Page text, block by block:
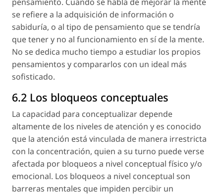
se refiere a la adquisición de información o
sabiduría, o al tipo de pensamiento que se tendría
que tener y no al funcionamiento en sí de la mente.
No se dedica mucho tiempo a estudiar los propios
pensamientos y compararlos con un ideal más
sofisticado.
6.2 Los bloqueos conceptuales
La capacidad para conceptualizar depende
altamente de los niveles de atención y es conocido
que la atención está vinculada de manera irrestricta
con la concentración, quien a su turno puede verse
afectada por bloqueos a nivel conceptual físico y/o
emocional. Los bloqueos a nivel conceptual son
barreras mentales que impiden percibir un